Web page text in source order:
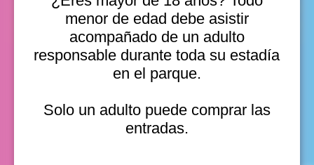
menor de edad debe asistir
acompañado de un adulto
responsable durante toda su estadía
en el parque.
Solo un adulto puede comprar las
entradas.
lun, 10 ago, 11:00 a. m.
lun, 10 ago, 12:00 p. m.
Ver 20
fechas